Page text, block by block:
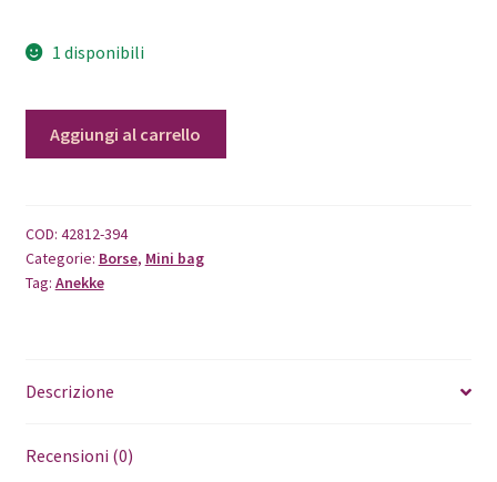
1 disponibili
Auralis
quantità
Aggiungi al carrello
COD: 42812-394
Categorie: Borse, Mini bag
Tag: Anekke
Descrizione
Recensioni (0)